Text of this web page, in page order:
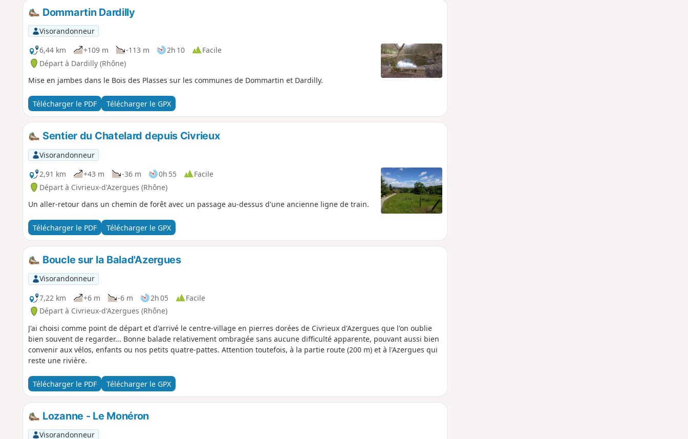
Dommartin Dardilly
Visorandonneur
6,44 km
+109 m -113 m 2h 10
Facile
Départ à Dardilly (Rhône)
Mise en jambes dans le Bois des Plasses sur les communes de Dommartin et Dardilly.
Télécharger le PDF Télécharger le GPX
Sentier du Chatelard depuis Civrieux
Visorandonneur
2,91 km
+43 m -36 m 0h 55
Facile
Départ à Civrieux-d'Azergues (Rhône)
Un aller-retour dans un chemin de forêt avec un passage au-dessus d'une ancienne ligne de train.
Télécharger le PDF Télécharger le GPX
Boucle sur la Balad'Azergues
Visorandonneur
7,22 km
+6 m -6 m 2h 05
Facile
Départ à Civrieux-d'Azergues (Rhône)
J'ai choisi comme point de départ et d'arrivé le centre-village en pierres dorées de Civrieux d'Azergues que l'on oublie
bien souvent de regarder... Bonne balade relativement ombragée sans aucune difficulté apparente, pouvant aussi bien
convenir aux vélos, enfants ou nos petits quatre-pattes. Attention toutefois, à la partie route (200 m) et à l'Azergues qui
reste une rivière.
Télécharger le PDF Télécharger le GPX
Lozanne - Le Monéron
Visorandonneur